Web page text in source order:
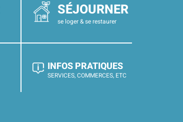
SÉJOURNER
se loger & se restaurer
INFOS PRATIQUES
SERVICES, COMMERCES, ETC